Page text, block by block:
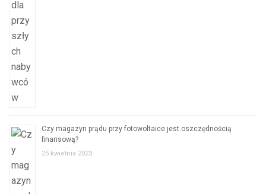
Czy magazyn prądu przy fotowoltaice jest oszczędnością
finansową?
25 kwietnia 2023